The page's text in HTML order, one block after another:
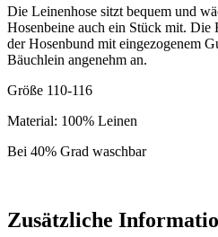
Die Leinenhose sitzt bequem und
Hosenbeine auch ein Stück mit. Die
der Hosenbund mit eingezogenem
Bäuchlein angenehm an.
Größe 110-116
Material: 100% Leinen
Bei 40% Grad waschbar
Zusätzliche